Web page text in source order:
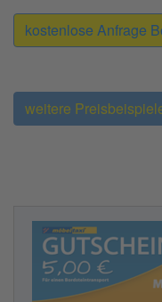
kostenlose Anfrage
weitere